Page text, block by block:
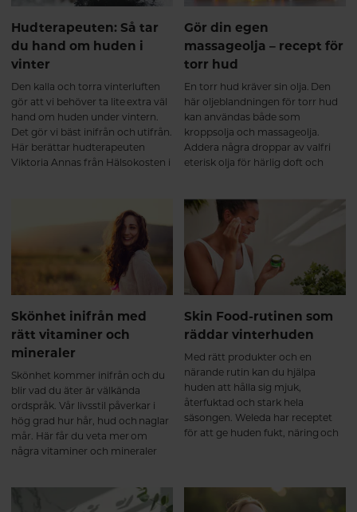
Hudterapeuten: Så tar
du hand om huden i
vinter
Den kalla och torra vinterluften
gör att vi behöver ta lite extra väl
hand om huden under vintern.
Det gör vi bäst inifrån och utifrån.
Här berättar hudterapeuten
Viktoria Annas från Hälsokosten i
Gör din egen
massageolja – recept för
torr hud
En torr hud kräver sin olja. Den
här oljeblandningen för torr hud
kan användas både som
kroppsolja och massageolja.
Addera några droppar av valfri
eterisk olja för härlig doft och
Skönhet inifrån med
rätt vitaminer och
mineraler
Skönhet kommer inifrån och du
blir vad du äter är välkända
ordspråk. Vår livsstil påverkar i
hög grad hur hår, hud och naglar
mår. Här får du veta mer om
några vitaminer och mineraler
Skin Food-rutinen som
räddar vinterhuden
Med rätt produkter och en
närande rutin kan du hjälpa
huden att hålla sig mjuk,
återfuktad och stark hela
säsongen. Weleda har receptet
för att ge huden fukt, näring och